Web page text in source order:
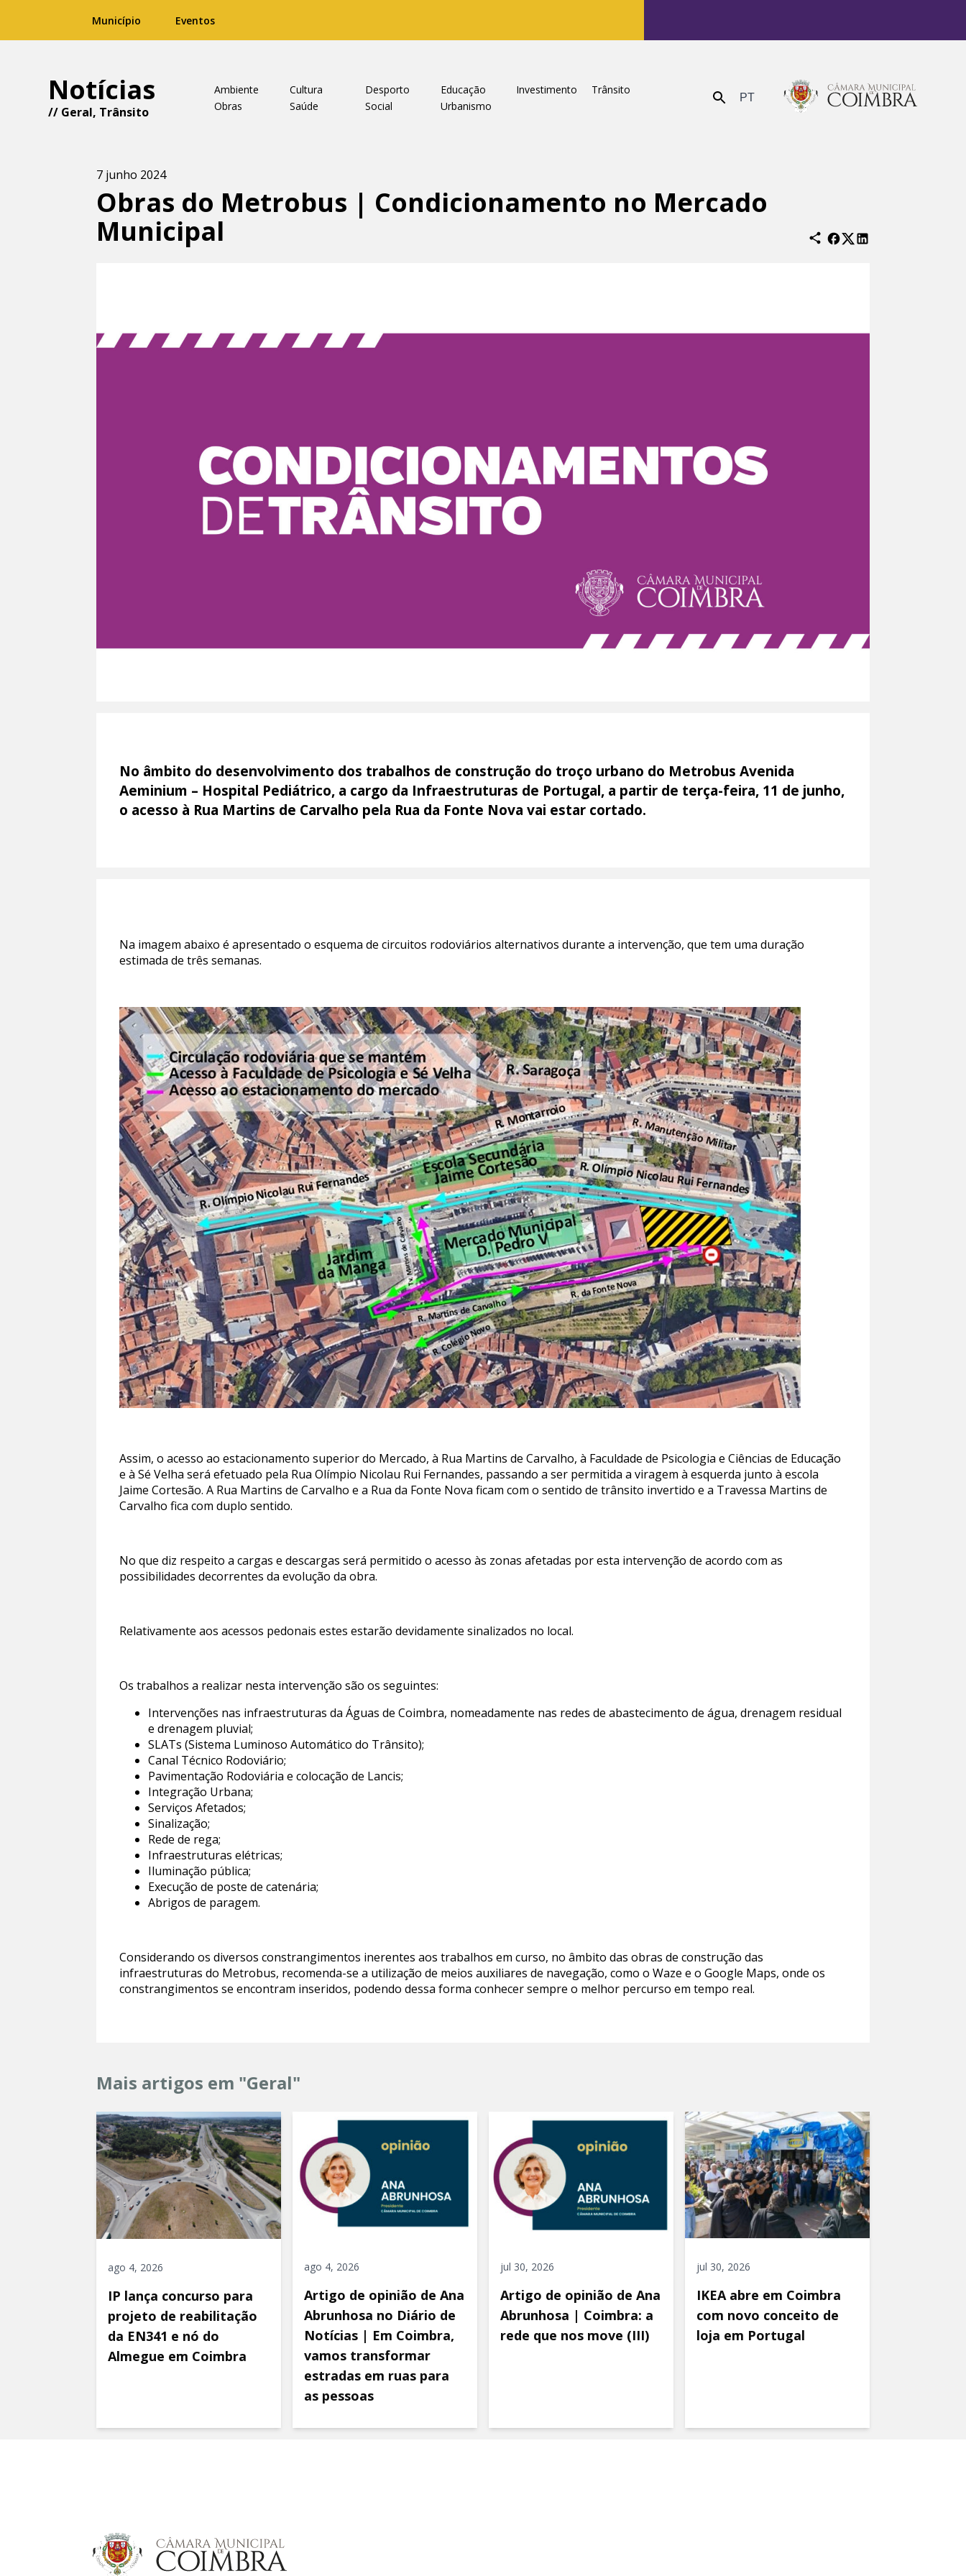
Município Eventos
Notícias
// Geral, Trânsito
Ambiente Cultura Desporto Educação Investimento
Trânsito
Obras
Saúde Social Urbanismo Enviar PT
7 junho 2024
Obras do Metrobus | Condicionamento no Mercado
Municipal
No âmbito do desenvolvimento dos trabalhos de construção do troço urbano do Metrobus Avenida
Aeminium – Hospital Pediátrico, a cargo da Infraestruturas de Portugal, a partir de terça-feira, 11 de junho,
o acesso à Rua Martins de Carvalho pela Rua da Fonte Nova vai estar cortado.
Na imagem abaixo é apresentado o esquema de circuitos rodoviários alternativos durante a intervenção, que tem uma duração
estimada de três semanas.
Assim, o acesso ao estacionamento superior do Mercado, à Rua Martins de Carvalho, à Faculdade de Psicologia e Ciências de Educação
e à Sé Velha será efetuado pela Rua Olímpio Nicolau Rui Fernandes, passando a ser permitida a viragem à esquerda junto à escola
Jaime Cortesão. A Rua Martins de Carvalho e a Rua da Fonte Nova ficam com o sentido de trânsito invertido e a Travessa Martins de
Carvalho fica com duplo sentido.
No que diz respeito a cargas e descargas será permitido o acesso às zonas afetadas por esta intervenção de acordo com as
possibilidades decorrentes da evolução da obra.
Relativamente aos acessos pedonais estes estarão devidamente sinalizados no local.
Os trabalhos a realizar nesta intervenção são os seguintes:
Intervenções nas infraestruturas da Águas de Coimbra, nomeadamente nas redes de abastecimento de água, drenagem residual
e drenagem pluvial;
SLATs (Sistema Luminoso Automático do Trânsito);
Canal Técnico Rodoviário;
Pavimentação Rodoviária e colocação de Lancis;
Integração Urbana;
Serviços Afetados;
Sinalização;
Rede de rega;
Infraestruturas elétricas;
Iluminação pública;
Execução de poste de catenária;
Abrigos de paragem.
Considerando os diversos constrangimentos inerentes aos trabalhos em curso, no âmbito das obras de construção das
infraestruturas do Metrobus, recomenda-se a utilização de meios auxiliares de navegação, como o Waze e o Google Maps, onde os
constrangimentos se encontram inseridos, podendo dessa forma conhecer sempre o melhor percurso em tempo real.
Mais artigos em "Geral"
ago 4, 2026
IP lança concurso para
projeto de reabilitação
da EN341 e nó do
Almegue em Coimbra
ago 4, 2026
Artigo de opinião de Ana
Abrunhosa no Diário de
Notícias | Em Coimbra,
vamos transformar
estradas em ruas para
as pessoas
jul 30, 2026
Artigo de opinião de Ana
Abrunhosa | Coimbra: a
rede que nos move (III)
jul 30, 2026
IKEA abre em Coimbra
com novo conceito de
loja em Portugal